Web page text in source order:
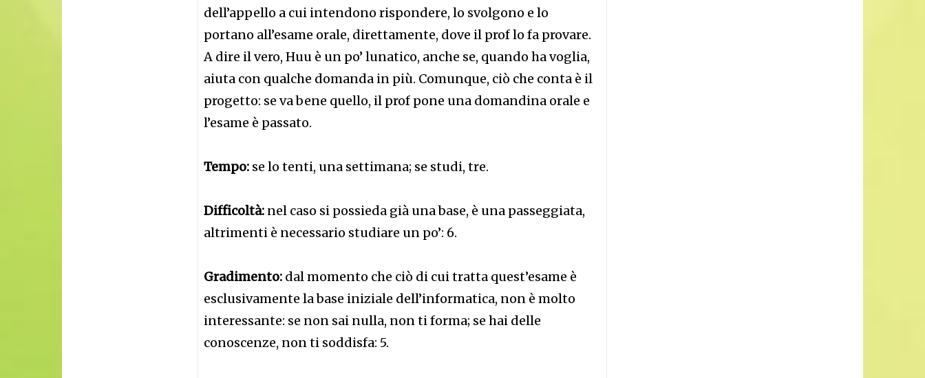
dell’appello a cui intendono rispondere, lo svolgono e lo
portano all’esame orale, direttamente, dove il prof lo fa provare.
A dire il vero, Huu è un po’ lunatico, anche se, quando ha voglia,
aiuta con qualche domanda in più. Comunque, ciò che conta è il
progetto: se va bene quello, il prof pone una domandina orale e
l’esame è passato.
Tempo: se lo tenti, una settimana; se studi, tre.
Difficoltà: nel caso si possieda già una base, è una passeggiata,
altrimenti è necessario studiare un po’: 6.
Gradimento: dal momento che ciò di cui tratta quest’esame è
esclusivamente la base iniziale dell’informatica, non è molto
interessante: se non sai nulla, non ti forma; se hai delle
conoscenze, non ti soddisfa: 5.